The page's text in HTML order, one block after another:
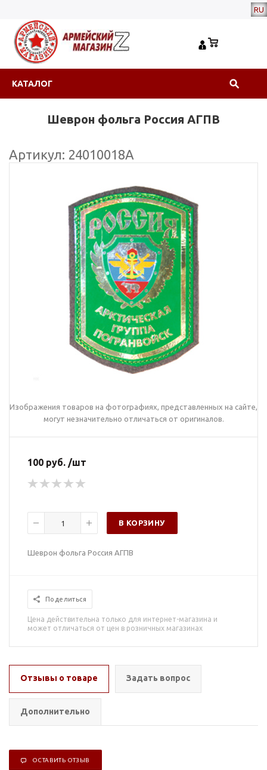
RU
КАТАЛОГ
Шеврон фольга Россия АГПВ
Артикул: 24010018А
Изображения товаров на фотографиях, представленных на сайте,
могут незначительно отличаться от оригиналов.
100 руб. /шт
В КОРЗИНУ
Шеврон фольга Россия АГПВ
Поделиться
Цена действительна только для интернет-магазина и
может отличаться от цен в розничных магазинах
Отзывы о товаре Задать вопрос
Дополнительно
ОСТАВИТЬ ОТЗЫВ